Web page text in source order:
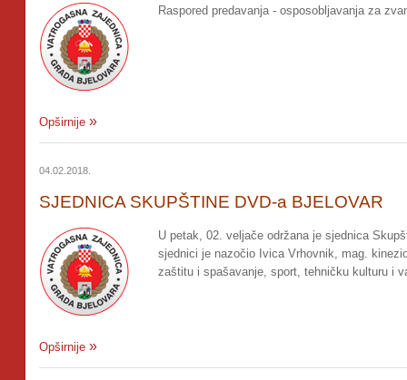
Raspored predavanja - osposobljavanja za
Opširnije
04.02.2018.
SJEDNICA SKUPŠTINE DVD-a BJELOVAR
U petak, 02. veljače održana je sjednica
sjednici je nazočio Ivica Vrhovnik, mag.
zaštitu i spašavanje, sport, tehničku kulturu i
Opširnije